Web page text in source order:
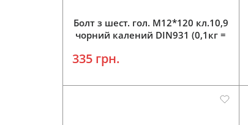
Болт з шест. гол. М12*120 кл.10,9
чорний калений DIN931 (0,1кг =
335 грн.